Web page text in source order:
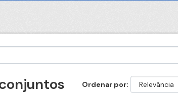
Ordenar por